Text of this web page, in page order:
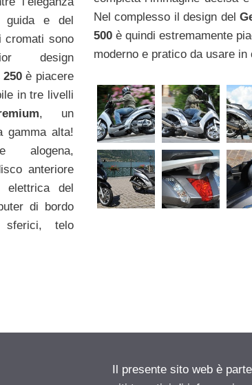
Nel complesso il design del
500 è quindi estremamente
moderno e pratico da usare in
guida e del
cromati sono
design
250è piacere
in tre livelli
, un
gamma alta!
alogena,
anteriore
elettrica del
di bordo
sferici, telo
Il presente sito web è